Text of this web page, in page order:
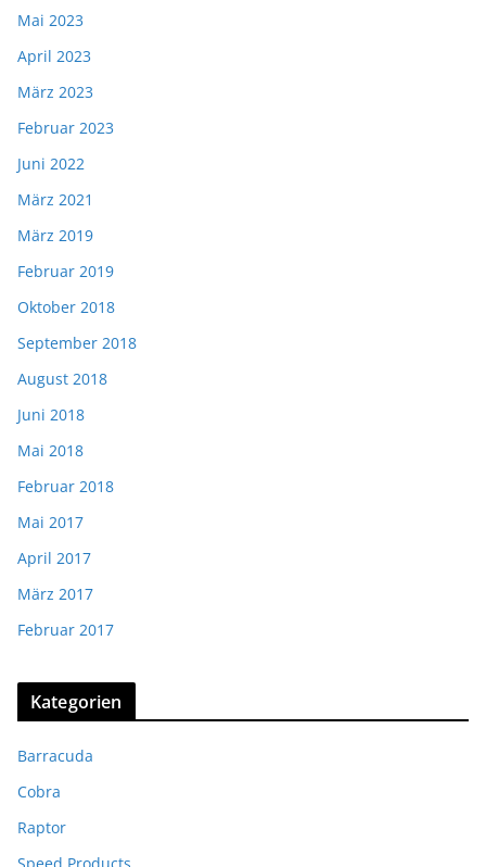
Mai 2023
April 2023
März 2023
Februar 2023
Juni 2022
März 2021
März 2019
Februar 2019
Oktober 2018
September 2018
August 2018
Juni 2018
Mai 2018
Februar 2018
Mai 2017
April 2017
März 2017
Februar 2017
Kategorien
Barracuda
Cobra
Raptor